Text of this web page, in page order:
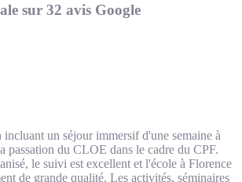
sur 32 avis Google
un séjour immersif d'une semaine à
passation du CLOE dans le cadre du CPF.
le suivi est excellent et l'école à Florence
de grande qualité. Les activités, séminaires